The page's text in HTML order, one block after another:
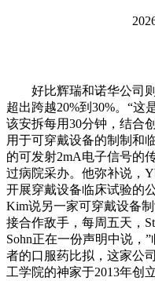
好比辉瑞和诺华公司则
超出跨越20%到30%。“这
该安拆每用30分钟，结合
用于可穿戴设备的制制和
的可发射2mA电子信号的
过病院采办。他弥补说，
开展穿戴设备临床试验的
Kim说另一家可穿戴设备
接合作敌手，每周五天，
Sohn正在一份声明中说，
者的口服药比拟，这家公
工学院的神家于2013年创